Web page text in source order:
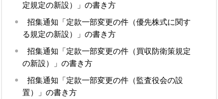
定規定の新設）」の書き方
招集通知「定款一部変更の件（優先株式に関す
る規定の新設）」の書き方
招集通知「定款一部変更の件（買収防衛策規定
の新設）」の書き方
招集通知「定款一部変更の件（監査役会の設
置）」の書き方